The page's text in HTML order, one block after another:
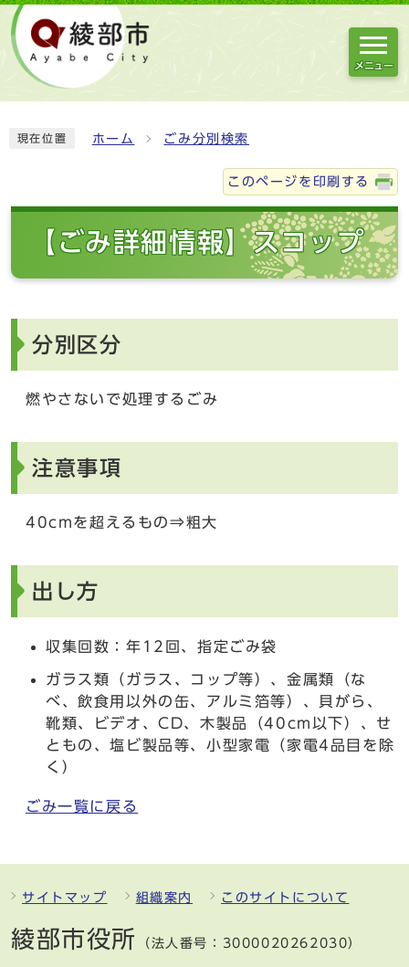
メニュー
現在位置 ホーム ごみ分別検索
このページを印刷する
【ごみ詳細情報】スコップ
分別区分
燃やさないで処理するごみ
注意事項
40cmを超えるもの⇒粗大
出し方
収集回数：年12回、指定ごみ袋
ガラス類（ガラス、コップ等）、金属類（な
べ、飲食用以外の缶、アルミ箔等）、貝がら、
靴類、ビデオ、CD、木製品（40cm以下）、せ
ともの、塩ビ製品等、小型家電（家電4品目を除
く）
ごみ一覧に戻る
サイトマップ 組織案内 このサイトについて
綾部市役所 （法人番号：3000020262030）